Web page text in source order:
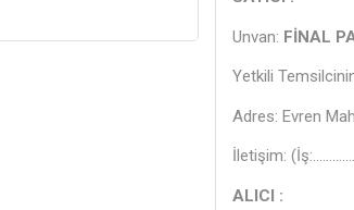
Unvan: FİNAL
Yetkili
Adres: Evren
İletişim:
ALICI :